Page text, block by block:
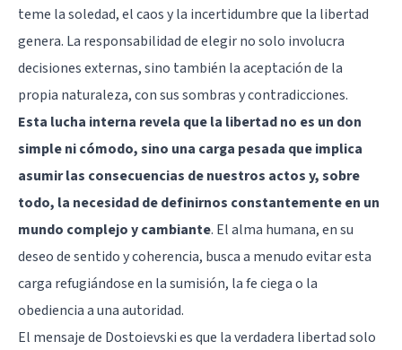
teme la soledad, el caos y la incertidumbre que la libertad
genera. La responsabilidad de elegir no solo involucra
decisiones externas, sino también la aceptación de la
propia naturaleza, con sus sombras y contradicciones.
Esta lucha interna revela que la libertad no es un don
simple ni cómodo, sino una carga pesada que implica
asumir las consecuencias de nuestros actos y, sobre
todo, la necesidad de definirnos constantemente en un
mundo complejo y cambiante. El alma humana, en su
deseo de sentido y coherencia, busca a menudo evitar esta
carga refugiándose en la sumisión, la fe ciega o la
obediencia a una autoridad.
El mensaje de Dostoievski es que la verdadera libertad solo